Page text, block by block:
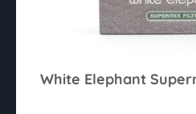
White Elephant